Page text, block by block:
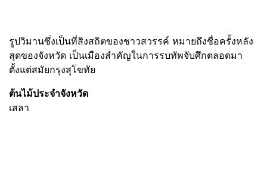
รูปวิมานซึ่งเป็นที่สิงสถิตของชาวสวรรค์ หมายถึงชื่อครั้งหลัง
สุดของจังหวัด เป็นเมืองสำคัญในการรบทัพจับศึกตลอดมา
ตั้งแต่สมัยกรุงสุโขทัย
ต้นไม้ประจำจังหวัด
เสลา